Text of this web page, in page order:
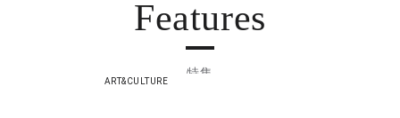
Features
特集
ART&CULTURE